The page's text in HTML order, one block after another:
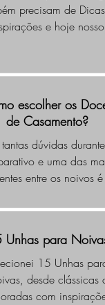
precisam de
e hoje nosso
que querem
escolher os
de Casamento?
dúvidas
e uma das
entre os noivos
Casamento?
Unhas para
15 Unhas
desde clássicas
com